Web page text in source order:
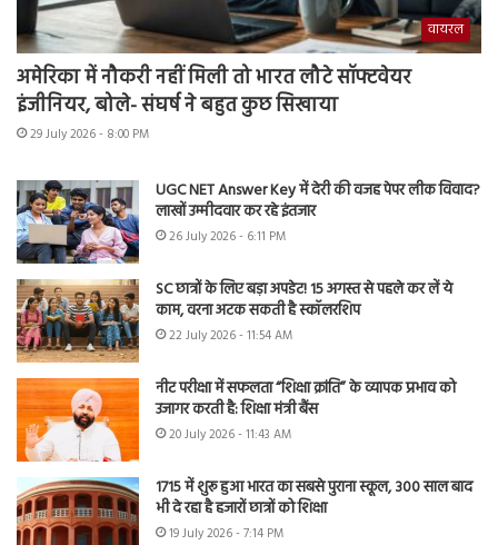
वायरल
अमेरिका में नौकरी नहीं मिली तो भारत लौटे सॉफ्टवेयर
इंजीनियर, बोले- संघर्ष ने बहुत कुछ सिखाया
29 July 2026 - 8:00 PM
UGC NET Answer Key में देरी की वजह पेपर लीक विवाद?
लाखों उम्मीदवार कर रहे इंतजार
26 July 2026 - 6:11 PM
SC छात्रों के लिए बड़ा अपडेट! 15 अगस्त से पहले कर लें ये
काम, वरना अटक सकती है स्कॉलरशिप
22 July 2026 - 11:54 AM
नीट परीक्षा में सफलता “शिक्षा क्रांति” के व्यापक प्रभाव को
उजागर करती है: शिक्षा मंत्री बैंस
20 July 2026 - 11:43 AM
1715 में शुरू हुआ भारत का सबसे पुराना स्कूल, 300 साल बाद
भी दे रहा है हजारों छात्रों को शिक्षा
19 July 2026 - 7:14 PM